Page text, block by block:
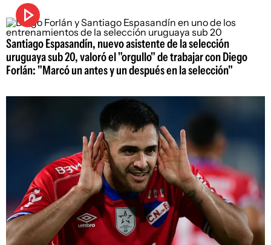
Santiago Espasandín, nuevo asistente de la selección
uruguaya sub 20, valoró el "orgullo" de trabajar con Diego
Forlán: "Marcó un antes y un después en la selección"